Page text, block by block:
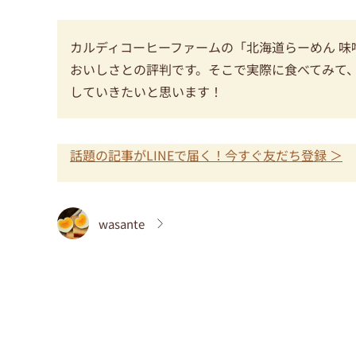
カルディコーヒーファームの「北海道らーめん
おいしさとの評判です。そこで実際に食べてみ
していきたいと思います！
話題の記事がLINEで届く！今すぐ友だち登録 ＞
wasante